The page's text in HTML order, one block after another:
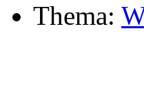
Thema: